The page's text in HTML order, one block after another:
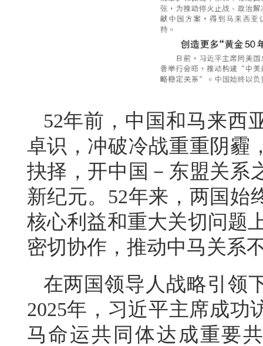
52年前，中国和马来西
卓识，冲破冷战重重阴霾
抉择，开中国－东盟关系
新纪元。52年来，两国始
核心利益和重大关切问题
密切协作，推动中马关系
在两国领导人战略引领
2025年，习近平主席成功
马命运共同体达成重要